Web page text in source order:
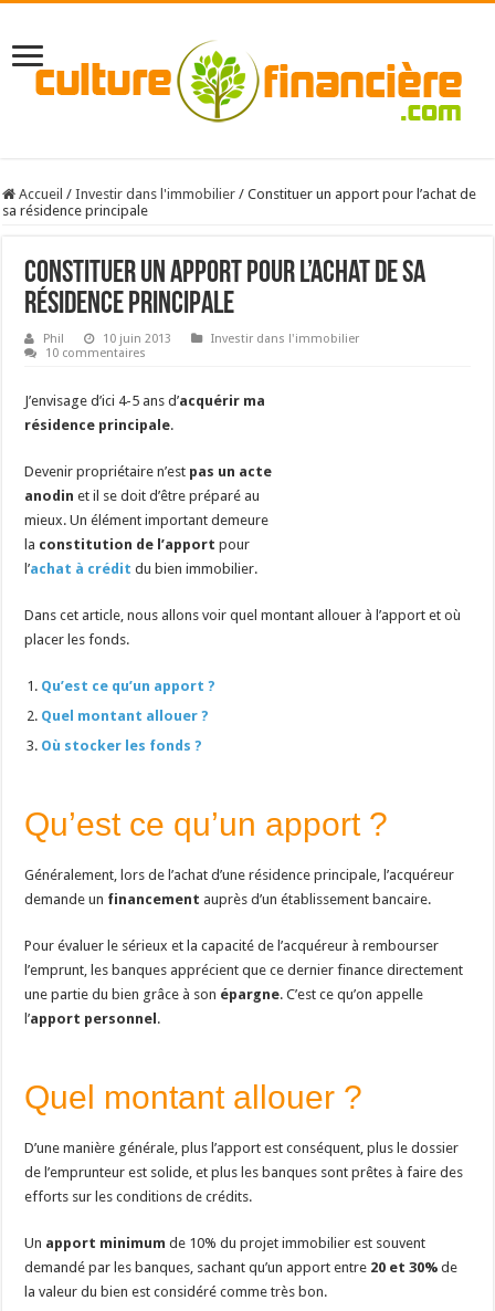
Accueil / Investir dans l'immobilier / Constituer un apport pour l’achat de
sa résidence principale
Constituer un apport pour l’achat de sa
résidence principale
Phil 10 juin 2013
Investir dans l'immobilier
10 commentaires
J’envisage d’ici 4-5 ans d’acquérir ma
résidence principale.
Devenir propriétaire n’est pas un acte
anodin et il se doit d’être préparé au
mieux. Un élément important demeure
la constitution de l’apport pour
l’achat à crédit du bien immobilier.
Dans cet article, nous allons voir quel montant allouer à l’apport et où
placer les fonds.
Qu’est ce qu’un apport ?
Quel montant allouer ?
Où stocker les fonds ?
Qu’est ce qu’un apport ?
Généralement, lors de l’achat d’une résidence principale, l’acquéreur
demande un financement auprès d’un établissement bancaire.
Pour évaluer le sérieux et la capacité de l’acquéreur à rembourser
l’emprunt, les banques apprécient que ce dernier finance directement
une partie du bien grâce à son épargne. C’est ce qu’on appelle
l’apport personnel .
Quel montant allouer ?
D’une manière générale, plus l’apport est conséquent, plus le dossier
de l’emprunteur est solide, et plus les banques sont prêtes à faire des
efforts sur les conditions de crédits.
Un apport minimum de 10% du projet immobilier est souvent
demandé par les banques, sachant qu’un apport entre 20 et 30% de
la valeur du bien est considéré comme très bon.